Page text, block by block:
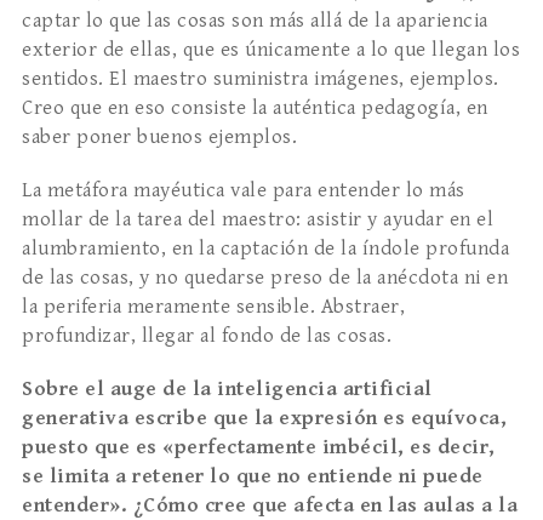
captar lo que las cosas son más allá de la apariencia
exterior de ellas, que es únicamente a lo que llegan los
sentidos. El maestro suministra imágenes, ejemplos.
Creo que en eso consiste la auténtica pedagogía, en
saber poner buenos ejemplos.
La metáfora mayéutica vale para entender lo más
mollar de la tarea del maestro: asistir y ayudar en el
alumbramiento, en la captación de la índole profunda
de las cosas, y no quedarse preso de la anécdota ni en
la periferia meramente sensible. Abstraer,
profundizar, llegar al fondo de las cosas.
Sobre el auge de la inteligencia artificial
generativa escribe que la expresión es equívoca,
puesto que es «perfectamente imbécil, es decir,
se limita a retener lo que no entiende ni puede
entender». ¿Cómo cree que afecta en las aulas a la